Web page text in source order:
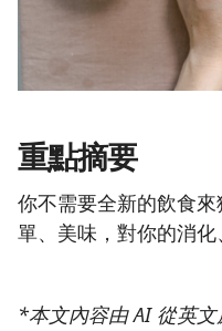
重點摘要
你不需要全新的飲食
單、美味，對你的消化
*本文內容由 AI 從英